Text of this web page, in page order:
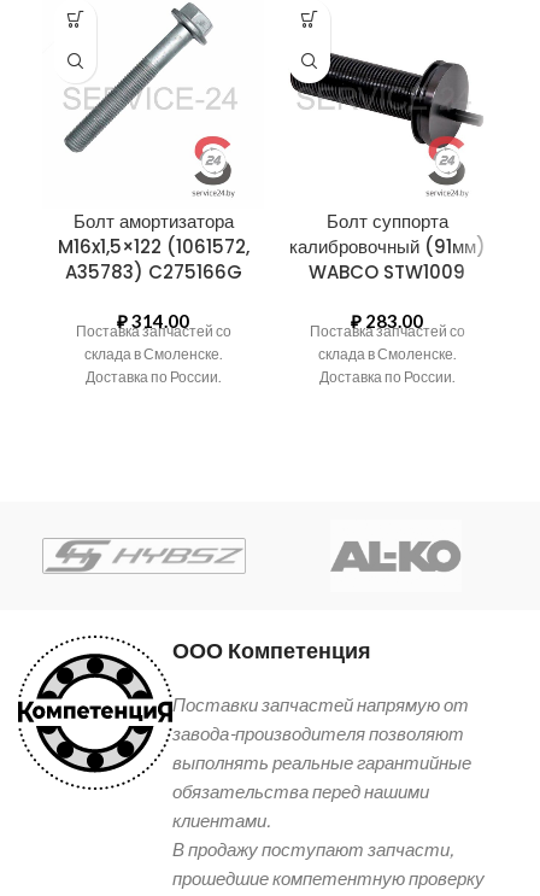
Болт амортизатора
M16x1,5×122 (1061572,
A35783) C275166G
₽314.00
Поставка запчастей со
склада в Смоленске.
Доставка по России.
Болт суппорта
калибровочный (91мм)
WABCO STW1009
₽ 283.00
Поставка запчастей со
склада в Смоленске.
Доставка по России.
ООО Компетенция
Поставки запчастей напрямую от
завода-производителя позволяют
выполнять реальные гарантийные
обязательства перед нашими
клиентами.
В продажу поступают запчасти,
прошедшие компетентную проверку